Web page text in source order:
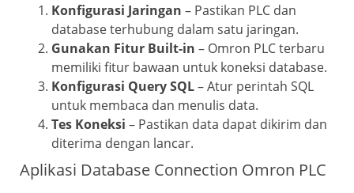
Konfigurasi Jaringan – Pastikan PLC dan
database terhubung dalam satu jaringan.
Gunakan Fitur Built-in – Omron PLC terbaru
memiliki fitur bawaan untuk koneksi database.
Konfigurasi Query SQL– Atur perintah SQL
untuk membaca dan menulis data.
Tes Koneksi – Pastikan data dapat dikirim dan
diterima dengan lancar.
Aplikasi Database Connection Omron PLC